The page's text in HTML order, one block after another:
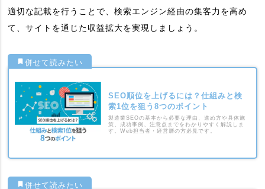
適切な記載を行うことで、検索エンジン経由の集客力を高め
て、サイトを通じた収益拡大を実現しましょう。
SEO順位を上げるには？仕組みと検
索1位を狙う8つのポイント
製造業SEOの基本から必要な理由、進め方や具体施
策、成功事例、注意点までをわかりやすく解説しま
す。Web担当者・経営層の方必見です。